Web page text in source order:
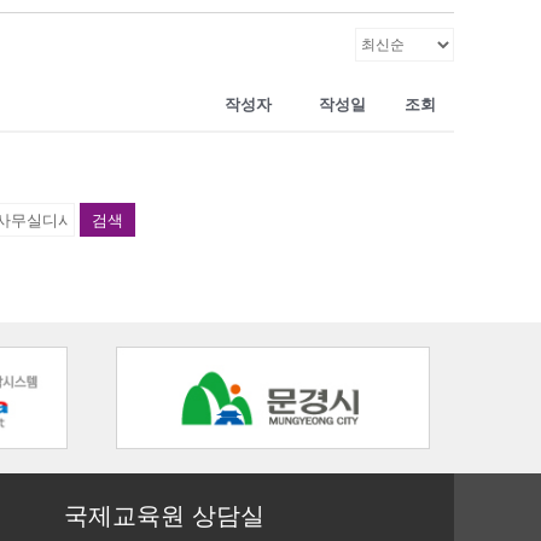
작성자 작성일 조회
검색
국제교육원 상담실